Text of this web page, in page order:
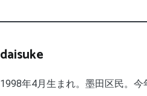
daisuke
1998年4月生まれ。墨田区民。